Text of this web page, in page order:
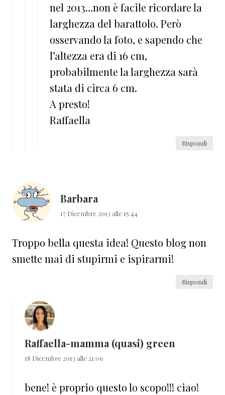
nel 2013…non è facile ricordare la
larghezza del barattolo. Però
osservando la foto, e sapendo che
l’altezza era di 16 cm,
probabilmente la larghezza sarà
stata di circa 6 cm.
A presto!
Raffaella
Rispondi
Barbara
17 Dicembre 2013 alle 15:44
Troppo bella questa idea! Questo blog non
smette mai di stupirmi e ispirarmi!
Rispondi
Raffaella-mamma (quasi) green
18 Dicembre 2013 alle 21:09
bene! è proprio questo lo scopo!!! ciao!